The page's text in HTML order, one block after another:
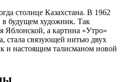
столице Казахстана. В 1962
в будущем художник. Так
Яблонской, а картина «Утро»
стала связующей нитью двух
и настоящим талисманом новой